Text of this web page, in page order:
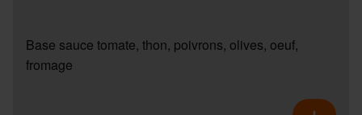
Base sauce tomate, thon, poivrons, olives, oeuf,
fromage